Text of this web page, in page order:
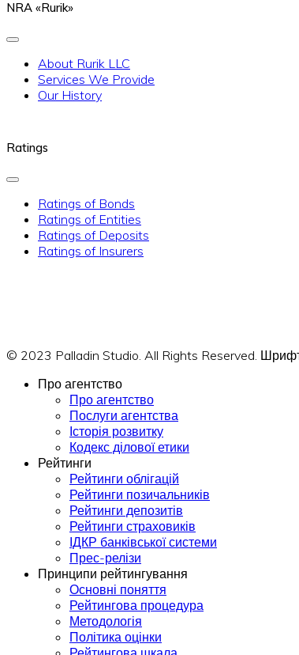
NRA «Rurik»
About Rurik LLC
Services We Provide
Our History
Ratings
Ratings of Bonds
Ratings of Entities
Ratings of Deposits
Ratings of Insurers
© 2023 Palladin Studio. All Rights Reserved.
Про агентство
Про агентство
Послуги агентства
Історія розвитку
Кодекс ділової етики
Рейтинги
Рейтинги облігацій
Рейтинги позичальників
Рейтинги депозитів
Рейтинги страховиків
ІДКР банківської системи
Прес-релізи
Принципи рейтингування
Основні поняття
Рейтингова процедура
Методологія
Політика оцінки